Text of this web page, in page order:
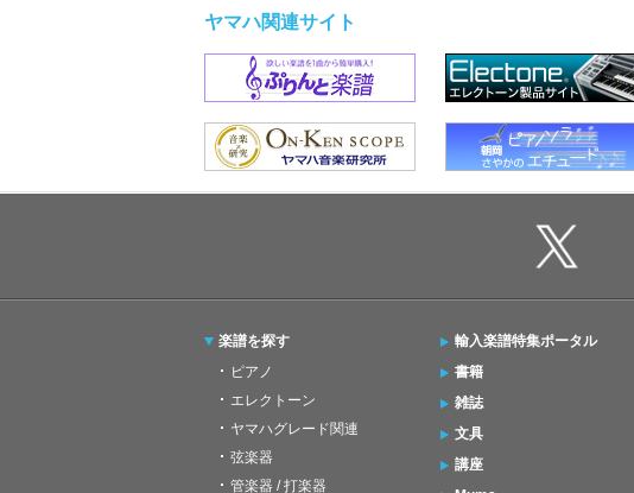
ヤマハ関連サイト
楽譜を探す
ピアノ
エレクトーン
ヤマハグレード関連
弦楽器
管楽器 / 打楽器
輸入楽譜特集ポータル
書籍
雑誌
文具
講座